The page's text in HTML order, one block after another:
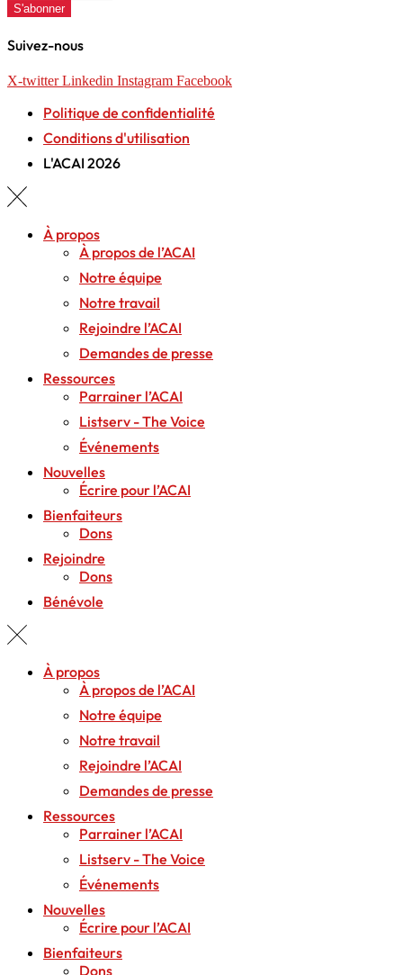
S'abonner
Suivez-nous
X-twitter Linkedin Instagram Facebook
Politique de confidentialité
Conditions d'utilisation
L'ACAI 2026
À propos
À propos de l’ACAI
Notre équipe
Notre travail
Rejoindre l’ACAI
Demandes de presse
Ressources
Parrainer l’ACAI
Listserv - The Voice
Événements
Nouvelles
Écrire pour l’ACAI
Bienfaiteurs
Dons
Rejoindre
Dons
Bénévole
À propos
À propos de l’ACAI
Notre équipe
Notre travail
Rejoindre l’ACAI
Demandes de presse
Ressources
Parrainer l’ACAI
Listserv - The Voice
Événements
Nouvelles
Écrire pour l’ACAI
Bienfaiteurs
Dons